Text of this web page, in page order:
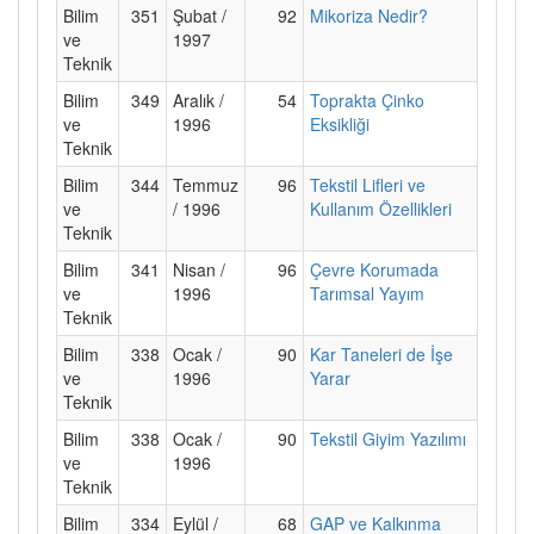
Bilim
ve
Teknik
351
Şubat /
1997
92 Mikoriza Nedir?
Bilim
ve
Teknik
349 Aralık /
1996
54 Toprakta Çinko
Eksikliği
Bilim
ve
Teknik
344 Temmuz
/ 1996
96 Tekstil Lifleri ve
Kullanım Özellikleri
Bilim
ve
Teknik
341
Nisan /
1996
96 Çevre Korumada
Tarımsal Yayım
Bilim
ve
Teknik
338 Ocak /
1996
90
Kar Taneleri de İşe
Yarar
Bilim
ve
Teknik
338 Ocak /
1996
90 Tekstil Giyim Yazılımı
Bilim 334 Eylül / 68 GAP ve Kalkınma